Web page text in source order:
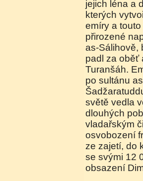
jejich léna a
kterých
emíry a
přirozené
as-Sálihově,
padl za oběť
Turanšáh.
po sultánu
světě vedla
dlouhých
vladařským
osvobození
ze zajetí, do
se svými 12
obsazení